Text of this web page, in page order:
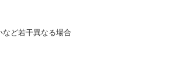
ど若干異なる場合